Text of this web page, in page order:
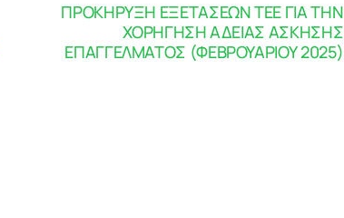
ΠΡΟΚΗΡΥΞΗ ΕΞΕΤΑΣΕΩΝ ΤΕΕ ΓΙΑ ΤΗΝ
ΧΟΡΗΓΗΣΗ ΑΔΕΙΑΣ ΑΣΚΗΣΗΣ
ΕΠΑΓΓΕΛΜΑΤΟΣ (ΦΕΒΡΟΥΑΡΙΟΥ 2025)